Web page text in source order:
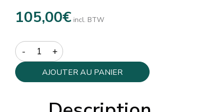
105,00€ incl. BTW
Quantity
AJOUTER AU PANIER